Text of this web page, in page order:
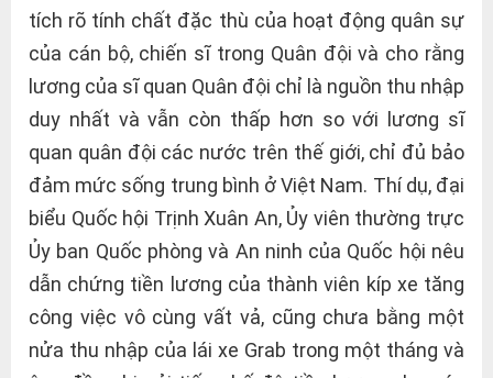
tích rõ tính chất đặc thù của hoạt động quân sự
của cán bộ, chiến sĩ trong Quân đội và cho rằng
lương của sĩ quan Quân đội chỉ là nguồn thu nhập
duy nhất và vẫn còn thấp hơn so với lương sĩ
quan quân đội các nước trên thế giới, chỉ đủ bảo
đảm mức sống trung bình ở Việt Nam. Thí dụ, đại
biểu Quốc hội Trịnh Xuân An, Ủy viên thường trực
Ủy ban Quốc phòng và An ninh của Quốc hội nêu
dẫn chứng tiền lương của thành viên kíp xe tăng
công việc vô cùng vất vả, cũng chưa bằng một
nửa thu nhập của lái xe Grab trong một tháng và